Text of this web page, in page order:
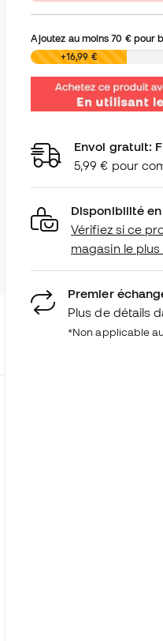
Ajoutez au moins70 €pour
0,00 € +16,99 €
Envoi gratuit:
5,99 € pour
Disponibilité
Vérifiez si ce
magasin le
Premier
Plus de détails
*Non applicable